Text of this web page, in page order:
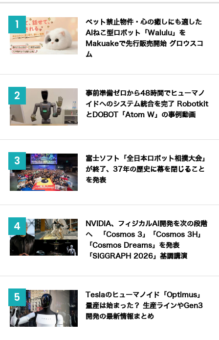
ペット禁止物件・心の癒しにも適した
AIねこ型ロボット「Walulu」を
Makuakeで先行販売開始 グロウスコ
ム
事前準備ゼロから48時間でヒューマノ
イドへのシステム統合を完了 Robotkit
とDOBOT「Atom W」の事例動画
富士ソフト「全日本ロボット相撲大会」
が終了、37年の歴史に幕を閉じること
を発表
NVIDIA、フィジカルAI開発を次の段階
へ 「Cosmos 3」「Cosmos 3H」
「Cosmos Dreams」を発表
「SIGGRAPH 2026」基調講演
Teslaのヒューマノイド「Optimus」
量産は始まった？ 生産ラインやGen3
開発の最新情報まとめ